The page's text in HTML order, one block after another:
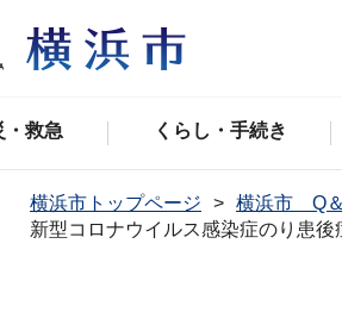
・救急 くらし・手続き
横浜市トップページ 横浜市 Q
新型コロナウイルス感染症のり患後